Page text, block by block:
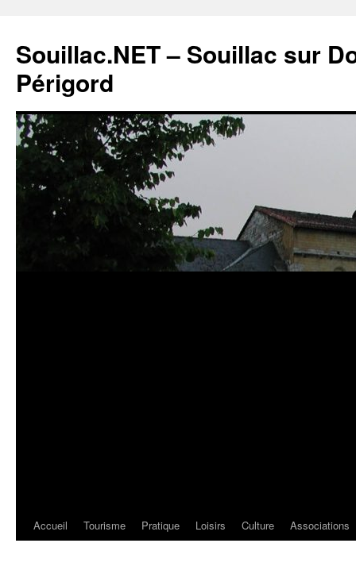
Souillac.NET – Souillac sur
Périgord
Accueil Tourisme Pratique Loisirs Culture Associations